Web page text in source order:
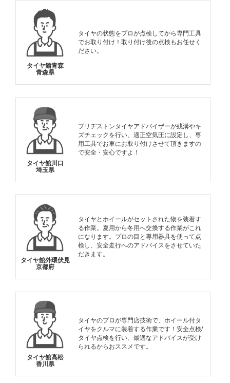
タイヤ館青森
青森県
タイヤの状態をプロが点検してから専門工具
でお取り付け！取り付け後の点検もお任せく
ださい。
タイヤ館川口
埼玉県
ブリヂストンタイヤアドバイザーが残溝やキ
ズチェックを行い、適正空気圧に設定し、専
用工具でお車にお取り付けさせて頂きますの
で安全・安心ですよ！
タイヤ館外環伏見
京都府
タイヤとホイールがセットされた物を装着す
る作業。夏用から冬用へ交換する作業がこれ
になります。プロの目と専用器具を使って点
検し、安全走行へのアドバイスをさせていた
だきます。
タイヤ館高松
香川県
タイヤのプロが専門店技術で、ホイール付タ
イヤをクルマに装着する作業です！安全点検/
タイヤ点検を行い、最適なアドバイスが受け
られるからおススメです。